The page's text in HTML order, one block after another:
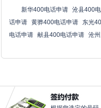
新华400电话申请 沧县400
话申请 黄骅400电话申请 东光
电话申请 献县400电话申请 沧